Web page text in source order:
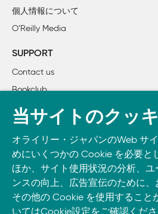
        解答5　セクシー素数
        解答6　過剰数
        解答9　素因数分解
        解答10　グレイコード
        解答11　ローマ数字に変換
        解答12　最長コラッツ数列
        解答13　πの計算
        解答14　 ISBNの検証
2章　言語機能
     問題
        問題15　 IPv4データ型
個人情報について
O’Reilly Media
SUPPORT
Contact us
Bookclub
書籍注文
Take O’Reilly with you and learn
phone
and tablet.
当サイトのクッ
オライリー・ジャパンのWeb サ
めにいくつかの Cookie を必要と
ほか、サイト使用状況の分析、
ンスの向上、広告宣伝のために、
その他の Cookie を使用すること
いてはCookie設定をご確認くださ